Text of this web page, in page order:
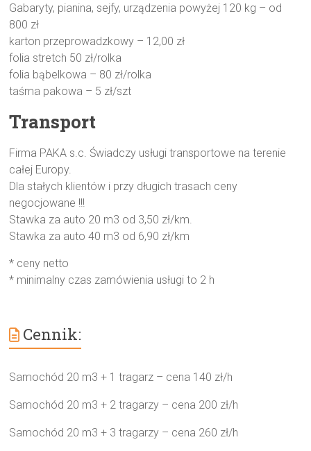
Gabaryty, pianina, sejfy, urządzenia powyżej 120 kg – od
800 zł
karton przeprowadzkowy – 12,00 zł
folia stretch 50 zł/rolka
folia bąbelkowa – 80 zł/rolka
taśma pakowa – 5 zł/szt
Transport
Firma PAKA s.c. Świadczy usługi transportowe na terenie
całej Europy.
Dla stałych klientów i przy długich trasach ceny
negocjowane !!!
Stawka za auto 20 m3 od 3,50 zł/km.
Stawka za auto 40 m3 od 6,90 zł/km
* ceny netto
* minimalny czas zamówienia usługi to 2 h
Cennik:
Samochód 20 m3 + 1 tragarz – cena 140 zł/h
Samochód 20 m3 + 2 tragarzy – cena 200 zł/h
Samochód 20 m3 + 3 tragarzy – cena 260 zł/h